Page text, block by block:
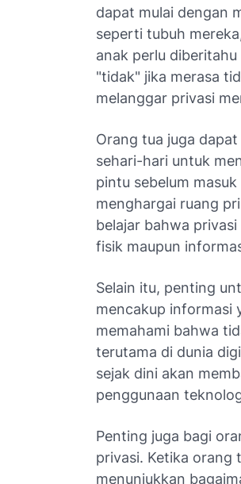
dapat mulai dengan
seperti tubuh
anak perlu
"tidak" jika merasa
melanggar privasi
Orang tua juga
sehari-hari untuk
pintu sebelum
menghargai ruang
belajar bahwa
fisik maupun
Selain itu, penting
mencakup informasi
memahami bahwa
terutama di dunia
sejak dini akan
penggunaan
Penting juga bagi
privasi. Ketika orang
menunjukkan